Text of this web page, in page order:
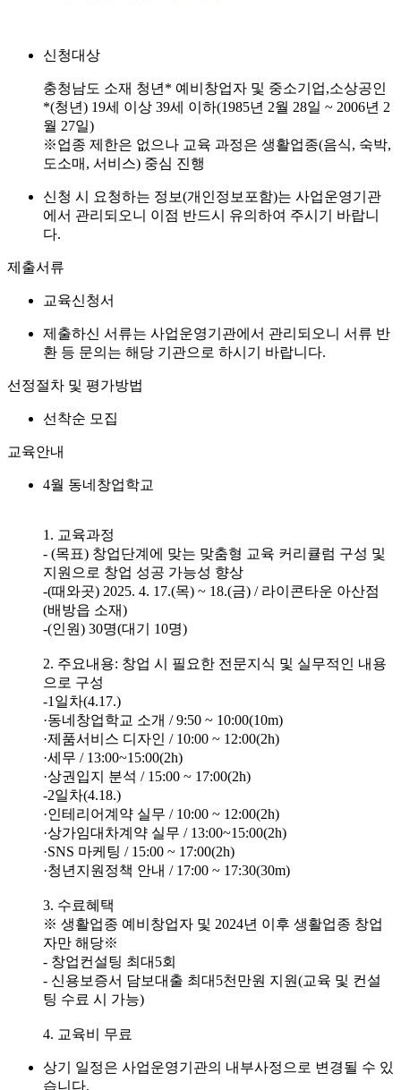
신청대상
충청남도 소재 청년* 예비창업자 및 중소기업,소상공인
*(청년) 19세 이상 39세 이하(1985년 2월 28일 ~ 2006년 2
월 27일)
※업종 제한은 없으나 교육 과정은 생활업종(음식, 숙박,
도소매, 서비스) 중심 진행
신청 시 요청하는 정보(개인정보포함)는 사업운영기관
에서 관리되오니 이점 반드시 유의하여 주시기 바랍니
다.
제출서류
교육신청서
제출하신 서류는 사업운영기관에서 관리되오니 서류 반
환 등 문의는 해당 기관으로 하시기 바랍니다.
선정절차 및 평가방법
선착순 모집
교육안내
4월 동네창업학교
1. 교육과정
- (목표) 창업단계에 맞는 맞춤형 교육 커리큘럼 구성 및
지원으로 창업 성공 가능성 향상
-(때와곳) 2025. 4. 17.(목) ~ 18.(금) / 라이콘타운 아산점
(배방읍 소재)
-(인원) 30명(대기 10명)
2. 주요내용: 창업 시 필요한 전문지식 및 실무적인 내용
으로 구성
-1일차(4.17.)
·동네창업학교 소개 / 9:50 ~ 10:00(10m)
·제품서비스 디자인 / 10:00 ~ 12:00(2h)
·세무 / 13:00~15:00(2h)
·상권입지 분석 / 15:00 ~ 17:00(2h)
-2일차(4.18.)
·인테리어계약 실무 / 10:00 ~ 12:00(2h)
·상가임대차계약 실무 / 13:00~15:00(2h)
·SNS 마케팅 / 15:00 ~ 17:00(2h)
·청년지원정책 안내 / 17:00 ~ 17:30(30m)
3. 수료혜택
※ 생활업종 예비창업자 및 2024년 이후 생활업종 창업
자만 해당※
- 창업컨설팅 최대5회
- 신용보증서 담보대출 최대5천만원 지원(교육 및 컨설
팅 수료 시 가능)
4. 교육비 무료
상기 일정은 사업운영기관의 내부사정으로 변경될 수 있
습니다.